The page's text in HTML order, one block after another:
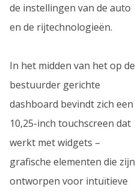
de instellingen van de auto
en de rijtechnologieën.
In het midden van het op de
bestuurder gerichte
dashboard bevindt zich een
10,25-inch touchscreen dat
werkt met widgets –
grafische elementen die zijn
ontworpen voor intuïtieve